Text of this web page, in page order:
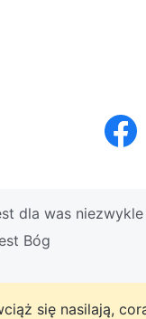
dla was
Bóg
się nasilają,